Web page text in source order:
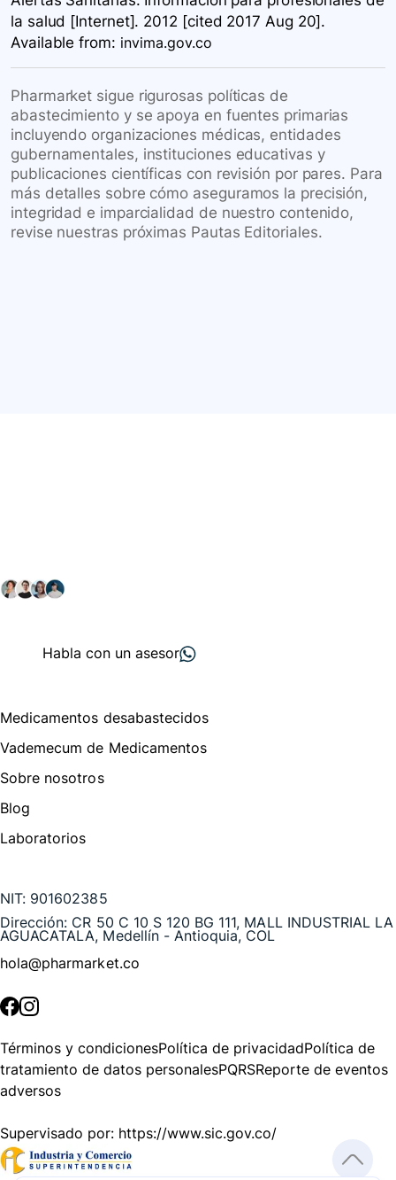
la salud [Internet]. 2012 [cited 2017 Aug 20].
Available from: invima.gov.co
Pharmarket sigue rigurosas políticas de
abastecimiento y se apoya en fuentes primarias
incluyendo organizaciones médicas, entidades
gubernamentales, instituciones educativas y
publicaciones científicas con revisión por pares. Para
más detalles sobre cómo aseguramos la precisión,
integridad e imparcialidad de nuestro contenido,
revise nuestras próximas Pautas Editoriales.
Habla con un asesor
Medicamentos desabastecidos
Vademecum de Medicamentos
Sobre nosotros
Blog
Laboratorios
NIT: 901602385
Dirección: CR 50 C 10 S 120 BG 111, MALL INDUSTRIAL LA
AGUACATALA, Medellín - Antioquia, COL
hola@pharmarket.co
Términos y condicionesPolítica de privacidadPolítica de
tratamiento de datos personalesPQRSReporte de eventos
adversos
Supervisado por: https://www.sic.gov.co/